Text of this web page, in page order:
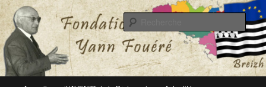
Fondation Yann Fouéré
Le site officiel de la fondation Yann Fouéré